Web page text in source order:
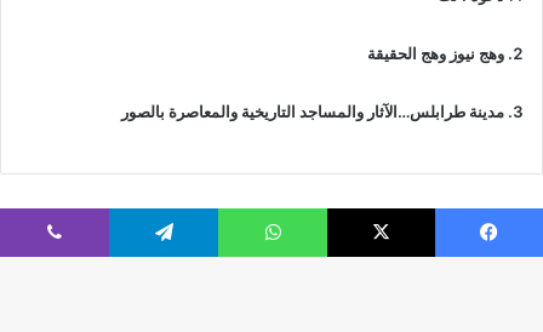
وهج نيوز وهج الحقيقة
مدينة طرابلس…الآثار والمساجد التاريخية والمعاصرة بالصور
فيسبوك ‫X واتساب تيلقرام ڤايبر